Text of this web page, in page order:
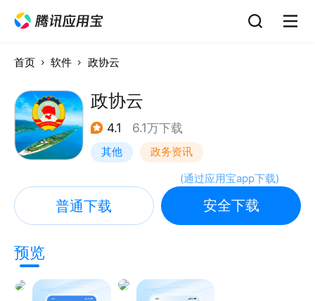
首页 软件 政协云
政协云
4.1 6.1万下载
其他 政务资讯
(通过应用宝app下载)
普通下载 安全下载
预览